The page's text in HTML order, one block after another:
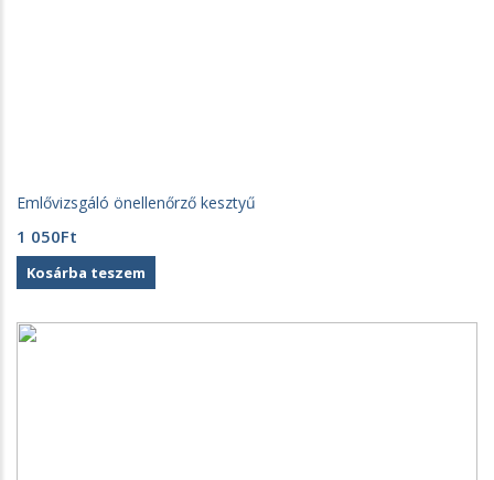
Emlővizsgáló önellenőrző kesztyű
1 050Ft
Kosárba teszem